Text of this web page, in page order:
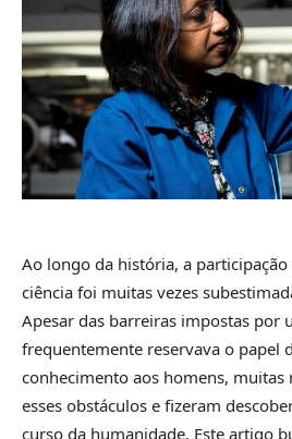
Ao longo da história, a
ciência foi muitas vezes
Apesar das barreiras impostas por
frequentemente reservava o papel
conhecimento aos homens, muitas
esses obstáculos e fizeram
curso da humanidade. Este artigo